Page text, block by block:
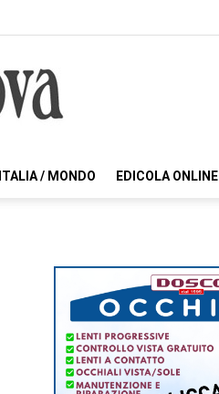
ITALIA / MONDO EDICOLA ONLINE